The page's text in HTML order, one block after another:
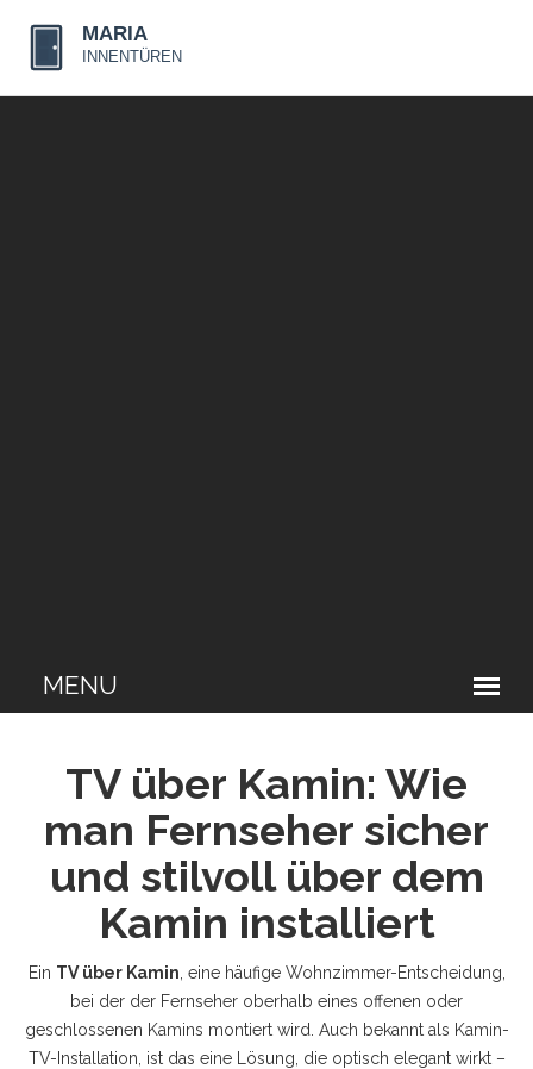
TV über Kamin: Wie
man Fernseher sicher
und stilvoll über dem
Kamin installiert
Ein TV über Kamin eine häufige Wohnzimmer-Entscheidung,
bei der der Fernseher oberhalb eines offenen oder
geschlossenen Kamins montiert wird . Auch bekannt als Kamin-
TV-Installation , ist das eine Lösung, die optisch elegant wirkt –